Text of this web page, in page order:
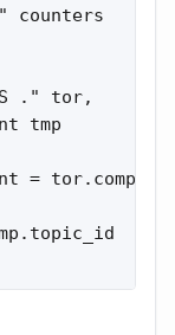
counters
." tor,
tmp
=